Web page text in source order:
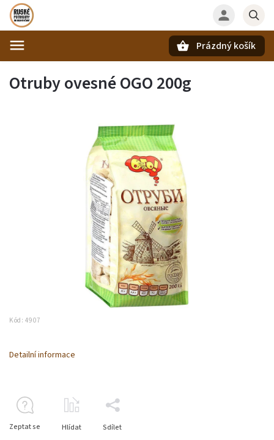
Prázdný košík
Otruby ovesné OGO 200g
Kód: 4907
Detailní informace
Zeptat se Hlídat Sdílet